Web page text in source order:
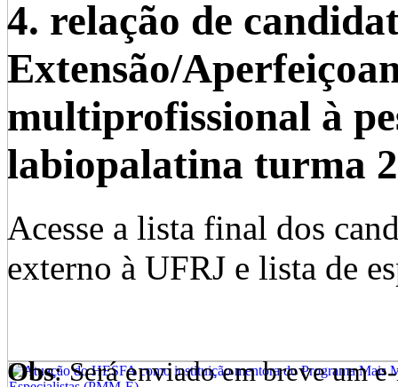
4. relação de
Extensão/
multiprofissional à
labiopalatina turma
Acesse a lista final dos
externo à UFRJ e lista de
Obs: Será enviado em breve um